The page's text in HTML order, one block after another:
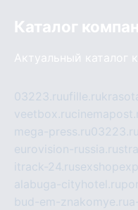
Каталог
Актуальный каталог
03223.ruufille.ru
veetbox.ru
mega-press.ru03223.ru
eurovision-russia.ru
itrack-24.ru
alabuga-cityhotel.ru
bud-em-znakomye.ru